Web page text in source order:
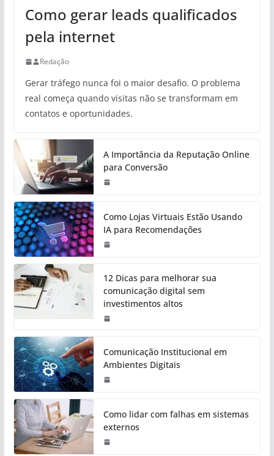
Como gerar leads qualificados
pela internet
Redação
Gerar tráfego nunca foi o maior desafio. O problema
real começa quando visitas não se transformam em
contatos e oportunidades.
A Importância da Reputação Online
para Conversão
Como Lojas Virtuais Estão Usando
IA para Recomendações
12 Dicas para melhorar sua
comunicação digital sem
investimentos altos
Comunicação Institucional em
Ambientes Digitais
Como lidar com falhas em sistemas
externos